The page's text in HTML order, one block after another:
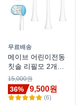
무료배송
메이브 어린이전동
칫솔 리필모 2개입,
레드
15,000원
36% 9,500원
(6)